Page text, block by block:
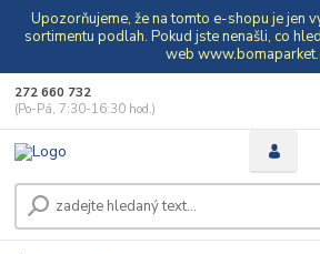
Upozorňujeme, že na tomto e-shopu je jen
sortimentu podlah. Pokud jste nenašli, co
web
272 660 732
(Po-Pá, 7:30-16:30 hod.)